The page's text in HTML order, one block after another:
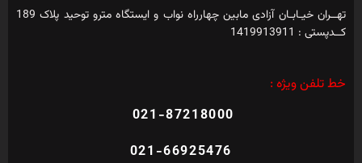
تهــران خیـابـان آزادی مابین چهارراه نواب و ایستگاه مترو توحید پلاک 189
کــدپستی : 1419913911
خط تلفن ویژه :
021-87218000
021-66925476